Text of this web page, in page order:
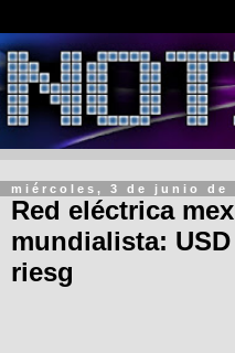
miércoles, 3 de junio de
Red eléctrica
mundialista:
riesg